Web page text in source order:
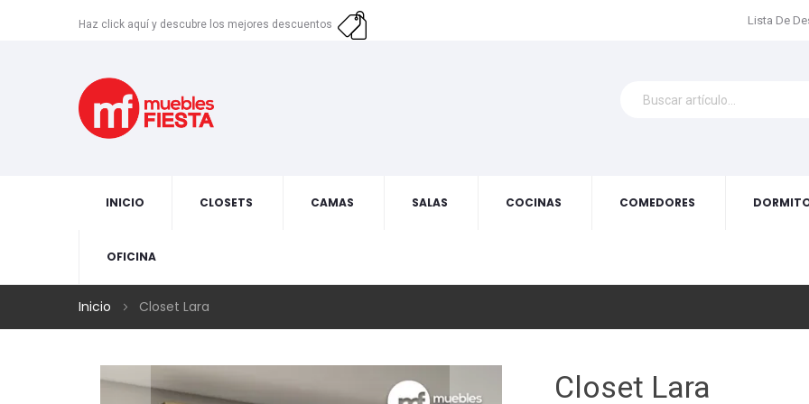
Haz click aquí y descubre los mejores descuentos Lista De
INICIO CLOSETS CAMAS SALAS COCINAS COMEDORES
OFICINA
Inicio Closet Lara
Closet Lara